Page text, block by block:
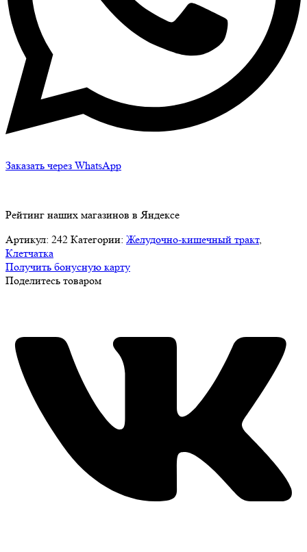
Заказать через WhatsApp
Рейтинг наших магазинов в Яндексе
Артикул: 242 Категории: Желудочно-кишечный тракт,
Клетчатка
Получить бонусную карту
Поделитесь товаром